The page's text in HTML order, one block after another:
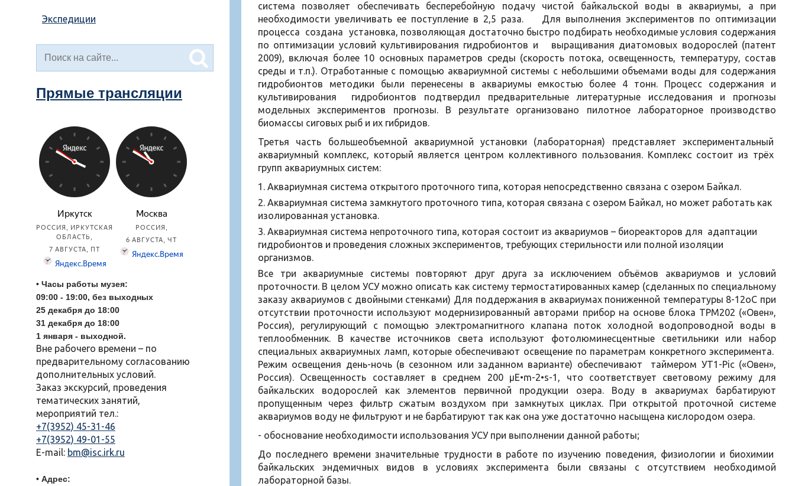
Экспедиции
Прямые трансляции
• Часы работы музея:
09:00 - 19:00, без выходных
25 декабря до 18:00
31 декабря до 18:00
1 января - выходной.
Вне рабочего времени – по
предварительному согласованию
дополнительных условий.
Заказ экскурсий, проведения
тематических занятий,
мероприятий тел.:
+7(3952) 45-31-46
+7(3952) 49-01-55
E-mail: bm@isc.irk.ru
• Адрес:
система позволяет обеспечивать бесперебойную подачу чистой байкальской воды в аквариумы, а при
необходимости увеличивать ее поступление в 2,5 раза. Для выполнения экспериментов по оптимизации
процесса создана установка, позволяющая достаточно быстро подбирать необходимые условия содержания
по оптимизации условий культивирования гидробионтов и выращивания диатомовых водорослей (патент
2009), включая более 10 основных параметров среды (скорость потока, освещенность, температуру, состав
среды и т.п.). Отработанные с помощью аквариумной системы с небольшими объемами воды для содержания
гидробионтов методики были перенесены в аквариумы емкостью более 4 тонн. Процесс содержания и
культивирования гидробионтов подтвердил предварительные литературные исследования и прогнозы
модельных экспериментов прогнозы. В результате организовано пилотное лабораторное производство
биомассы сиговых рыб и их гибридов.
Третья часть большеобъемной аквариумной установки (лабораторная) представляет экспериментальный
аквариумный комплекс, который является центром коллективного пользования. Комплекс состоит из трёх
групп аквариумных систем:
Аквариумная система открытого проточного типа, которая непосредственно связана с озером Байкал.
Аквариумная система замкнутого проточного типа, которая связана с озером Байкал, но может работать как
изолированная установка.
Аквариумная система непроточного типа, которая состоит из аквариумов – биореакторов для адаптации
гидробионтов и проведения сложных экспериментов, требующих стерильности или полной изоляции
организмов.
Все три аквариумные системы повторяют друг друга за исключением объёмов аквариумов и условий
проточности. В целом УСУ можно описать как систему термостатированных камер (сделанных по специальному
заказу аквариумов с двойными стенками) Для поддержания в аквариумах пониженной температуры 8-12оС при
отсутствии проточности используют модернизированный авторами прибор на основе блока ТРМ202 («Овен»,
Россия), регулирующий с помощью электромагнитного клапана поток холодной водопроводной воды в
теплообменник. В качестве источников света используют фотолюминесцентные светильники или набор
специальных аквариумных ламп, которые обеспечивают освещение по параметрам конкретного эксперимента.
Режим освещения день-ночь (в сезонном или заданном варианте) обеспечивают таймером УТ1-Pic («Овен»,
Россия). Освещенность составляет в среднем 200 µE•m-2•s-1, что соответствует световому режиму для
байкальских водорослей как элементов первичной продукции озера. Воду в аквариумах барбатируют
пропущенным через фильтр сжатым воздухом при замкнутых циклах. При открытой проточной системе
аквариумов воду не фильтруют и не барбатируют так как она уже достаточно насыщена кислородом озера.
- обоснование необходимости использования УСУ при выполнении данной работы;
До последнего времени значительные трудности в работе по изучению поведения, физиологии и биохимии
байкальских эндемичных видов в условиях эксперимента были связаны с отсутствием необходимой
лабораторной базы.